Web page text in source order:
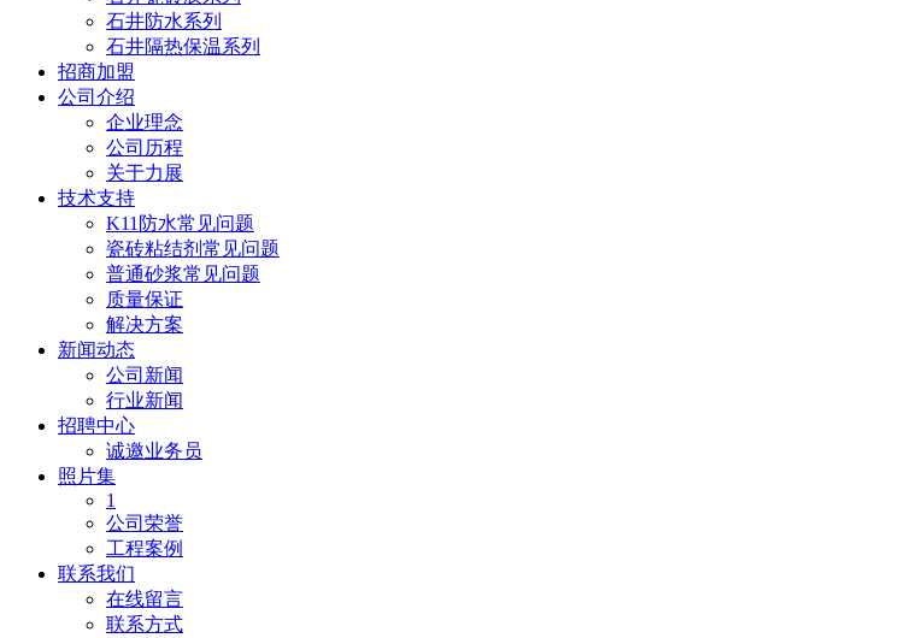
石井防水系列
石井隔热保温系列
招商加盟
公司介绍
企业理念
公司历程
关于力展
技术支持
K11防水常见问题
瓷砖粘结剂常见问题
普通砂浆常见问题
质量保证
解决方案
新闻动态
公司新闻
行业新闻
招聘中心
诚邀业务员
照片集
1
公司荣誉
工程案例
联系我们
在线留言
联系方式